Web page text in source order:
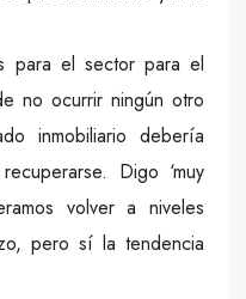
para el sector para el
no ocurrir ningún otro
inmobiliario debería
Digo ‘muy
volver a niveles
pero sí la tendencia